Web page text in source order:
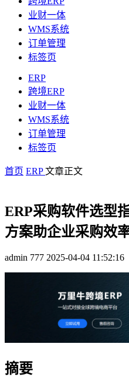
业财一体
WMS系统
订单管理
标签页
ERP
跨境ERP
业财一体
WMS系统
订单管理
标签页
首页 ERP文章正文
ERP采购软件选型
方案助企业采购效
admin 777 2025-04-04 11:52:16
摘要